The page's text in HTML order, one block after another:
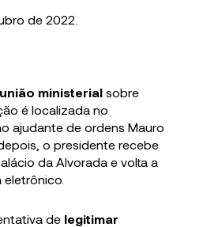
de 2022.
ministerial sobre
é localizada no
ajudante de ordens Mauro
o presidente recebe
da Alvorada e volta a
de legitimar